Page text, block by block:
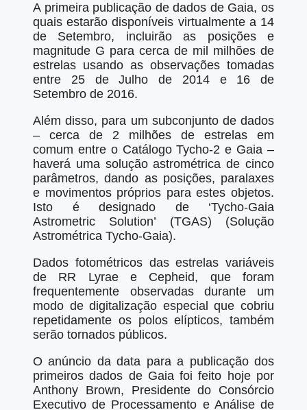
A primeira publicação de dados de Gaia, os
quais estarão disponíveis virtualmente a 14
de Setembro, incluirão as posições e
magnitude G para cerca de mil milhões de
estrelas usando as observações tomadas
entre 25 de Julho de 2014 e 16 de
Setembro de 2016.
Além disso, para um subconjunto de dados
– cerca de 2 milhões de estrelas em
comum entre o Catálogo Tycho-2 e Gaia –
haverá uma solução astrométrica de cinco
parâmetros, dando as posições, paralaxes
e movimentos próprios para estes objetos.
Isto é designado de ‘Tycho-Gaia
Astrometric Solution’ (TGAS) (Solução
Astrométrica Tycho-Gaia).
Dados fotométricos das estrelas variáveis
de RR Lyrae e Cepheid, que foram
frequentemente observadas durante um
modo de digitalização especial que cobriu
repetidamente os polos elípticos, também
serão tornados públicos.
O anúncio da data para a publicação dos
primeiros dados de Gaia foi feito hoje por
Anthony Brown, Presidente do Consórcio
Executivo de Processamento e Análise de